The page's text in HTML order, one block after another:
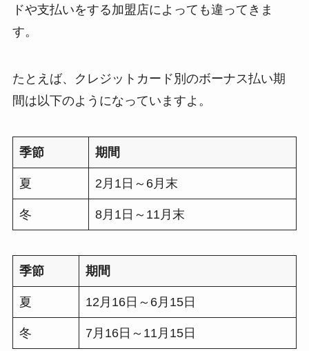
ドや支払いをする加盟店によっても違ってきま
す。
たとえば、クレジットカード別のボーナス払い期
間は以下のようになっていますよ。
季節 期間
夏 2月1日～6月末
冬 8月1日～11月末
季節 期間
夏 12月16日～6月15日
冬 7月16日～11月15日